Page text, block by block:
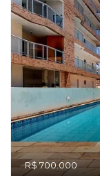
R$ 700.000